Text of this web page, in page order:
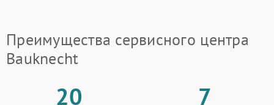
Преимущества сервисного центра
Bauknecht
20 7